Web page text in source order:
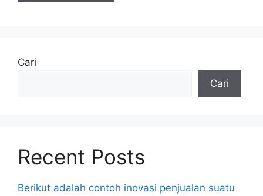
Cari
Cari
Recent Posts
Berikut adalah contoh inovasi penjualan suatu